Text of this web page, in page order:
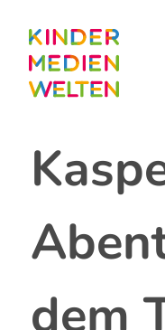
Inhalt
dem